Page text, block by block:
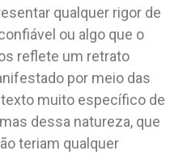
qualquer rigor de
ou algo que o
reflete um retrato
por meio das
muito específico de
dessa natureza, que
teriam qualquer